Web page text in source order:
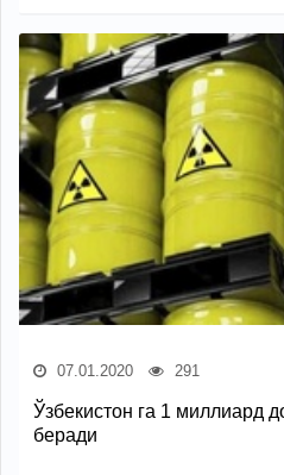
07.01.2020 291
Ўзбекистон га 1 миллиард
беради